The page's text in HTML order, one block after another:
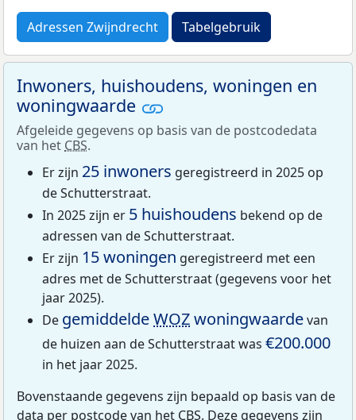
Adressen Zwijndrecht Tabelgebruik
Inwoners, huishoudens, woningen en
woningwaarde
Afgeleide gegevens op basis van de postcodedata
van het CBS.
Er zijn 25 inwoners geregistreerd in 2025 op
de Schutterstraat.
In 2025 zijn er 5 huishoudens bekend op de
adressen van de Schutterstraat.
Er zijn 15 woningen geregistreerd met een
adres met de Schutterstraat (gegevens voor het
jaar 2025).
De gemiddeldeWOZwoningwaardevan
de huizen aan de Schutterstraat was €200.000
in het jaar 2025.
Bovenstaande gegevens zijn bepaald op basis van de
data per postcode van het CBS. Deze gegevens zijn